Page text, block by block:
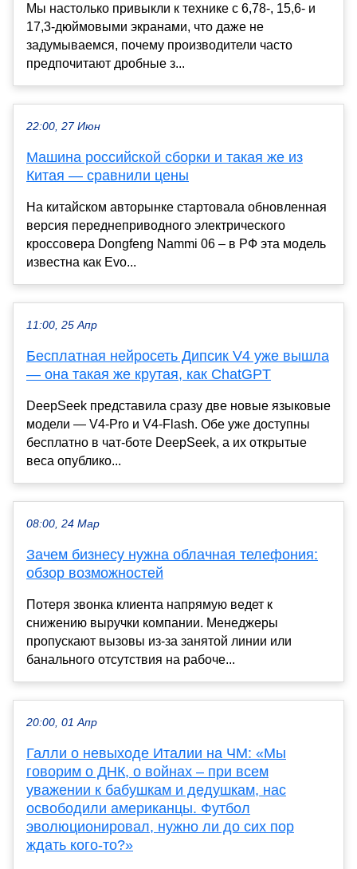
Мы настолько привыкли к технике с 6,78-, 15,6- и
17,3-дюймовыми экранами, что даже не
задумываемся, почему производители часто
предпочитают дробные з...
22:00, 27 Июн
Машина российской сборки и такая же из
Китая — сравнили цены
На китайском авторынке стартовала обновленная
версия переднеприводного электрического
кроссовера Dongfeng Nammi 06 – в РФ эта модель
известна как Evo...
11:00, 25 Апр
Бесплатная нейросеть Дипсик V4 уже вышла
— она такая же крутая, как ChatGPT
DeepSeek представила сразу две новые языковые
модели — V4-Pro и V4-Flash. Обе уже доступны
бесплатно в чат-боте DeepSeek, а их открытые
веса опублико...
08:00, 24 Мар
Зачем бизнесу нужна облачная телефония:
обзор возможностей
Потеря звонка клиента напрямую ведет к
снижению выручки компании. Менеджеры
пропускают вызовы из-за занятой линии или
банального отсутствия на рабоче...
20:00, 01 Апр
Галли о невыходе Италии на ЧМ: «Мы
говорим о ДНК, о войнах – при всем
уважении к бабушкам и дедушкам, нас
освободили американцы. Футбол
эволюционировал, нужно ли до сих пор
ждать кого-то?»